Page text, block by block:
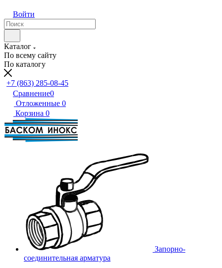
Войти
Каталог
По всему сайту
По каталогу
+7 (863) 285-08-45
Сравнение0
Отложенные 0
Корзина 0
Запорно-
соединительная арматура